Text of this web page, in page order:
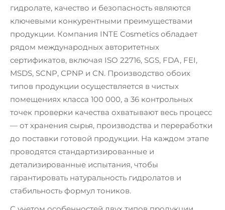
гидролате, качество и безопасность являются
ключевыми конкурентными преимуществами
продукции. Компания INTE Cosmetics обладает
рядом международных авторитетных
сертификатов, включая ISO 22716, SGS, FDA, FEI,
MSDS, SCNP, CPNP и CN. Производство обоих
типов продукции осуществляется в чистых
помещениях класса 100 000, а 36 контрольных
точек проверки качества охватывают весь процесс
— от хранения сырья, производства и переработки
до поставки готовой продукции. На каждом этапе
проводятся стандартизированные и
детализированные испытания, чтобы
гарантировать натуральность гидролатов и
стабильность формул тоников.